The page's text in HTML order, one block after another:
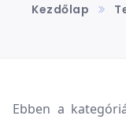
Kezdőlap
Ebben a